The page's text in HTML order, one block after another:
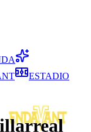
ESTADIO